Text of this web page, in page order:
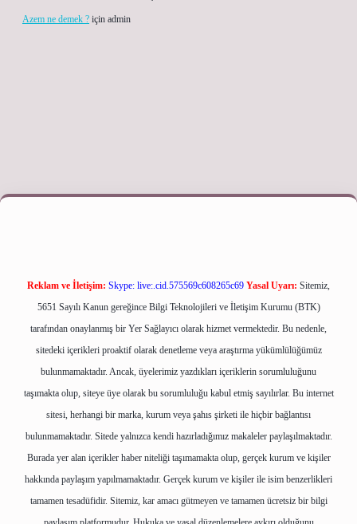
Azem ne demek ? için admin
adresi
Reklam ve İletişim: Skype: live:.cid.575569c608265c69 Yasal Uyarı: Sitemiz,
5651 Sayılı Kanun gereğince Bilgi Teknolojileri ve İletişim Kurumu (BTK)
tarafından onaylanmış bir Yer Sağlayıcı olarak hizmet vermektedir. Bu nedenle,
sitedeki içerikleri proaktif olarak denetleme veya araştırma yükümlülüğümüz
bulunmamaktadır. Ancak, üyelerimiz yazdıkları içeriklerin sorumluluğunu
taşımakta olup, siteye üye olarak bu sorumluluğu kabul etmiş sayılırlar. Bu internet
sitesi, herhangi bir marka, kurum veya şahıs şirketi ile hiçbir bağlantısı
bulunmamaktadır. Sitede yalnızca kendi hazırladığımız makaleler paylaşılmaktadır.
Burada yer alan içerikler haber niteliği taşımamakta olup, gerçek kurum ve kişiler
hakkında paylaşım yapılmamaktadır. Gerçek kurum ve kişiler ile isim benzerlikleri
tamamen tesadüfidir. Sitemiz, kar amacı gütmeyen ve tamamen ücretsiz bir bilgi